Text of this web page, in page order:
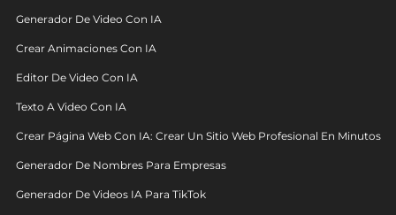
Generador De Video Con IA
Crear Animaciones Con IA
Editor De Video Con IA
Texto A Video Con IA
Crear Página Web Con IA: Crear Un Sitio Web Profesional En Minutos
Generador De Nombres Para Empresas
Generador De Videos IA Para TikTok